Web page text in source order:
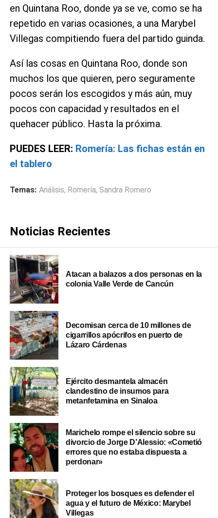
en Quintana Roo, donde ya se ve, como se ha
repetido en varias ocasiones, a una Marybel
Villegas compitiendo fuera del partido guinda.
Así las cosas en Quintana Roo, donde son
muchos los que quieren, pero seguramente
pocos serán los escogidos y más aún, muy
pocos con capacidad y resultados en el
quehacer público. Hasta la próxima.
PUEDES LEER: Romería: Las fichas están en
el tablero
Temas: Análisis, Romería, Sandra Romero
Noticias Recientes
Atacan a balazos a dos personas en la
colonia Valle Verde de Cancún
Decomisan cerca de 10 millones de
cigarrillos apócrifos en puerto de
Lázaro Cárdenas
Ejército desmantela almacén
clandestino de insumos para
metanfetamina en Sinaloa
Marichelo rompe el silencio sobre su
divorcio de Jorge D’Alessio: «Cometió
errores que no estaba dispuesta a
perdonar»
Proteger los bosques es defender el
agua y el futuro de México: Marybel
Villegas